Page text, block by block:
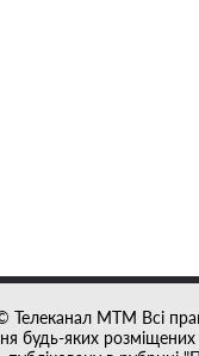
Телеканал MTM Всі
будь-яких